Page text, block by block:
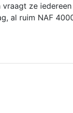
ze
al ruim NAF